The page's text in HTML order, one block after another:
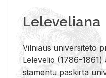
Leleveliana
Vil­niaus uni­ver­si­te­to
Le­le­ve­lio
sta­men­tu pa­skir­ta